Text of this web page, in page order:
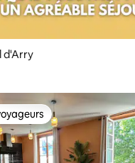
d'Arry
les plus appréciés